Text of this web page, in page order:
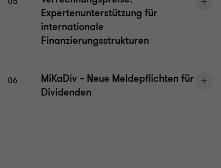
Expertenunterstützung für
internationale
Finanzierungsstrukturen
06
MiKaDiv – Neue Meldepflichten für
Dividenden